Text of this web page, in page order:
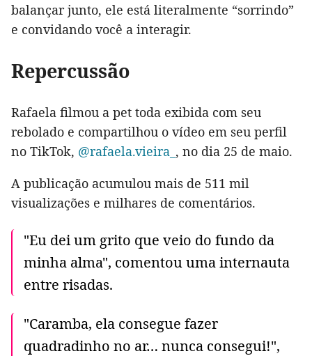
balançar junto, ele está literalmente “sorrindo”
e convidando você a interagir.
Repercussão
Rafaela filmou a pet toda exibida com seu
rebolado e compartilhou o vídeo em seu perfil
no TikTok, @rafaela.vieira_ , no dia 25 de maio.
A publicação acumulou mais de 511 mil
visualizações e milhares de comentários.
"Eu dei um grito que veio do fundo da
minha alma", comentou uma internauta
entre risadas.
"Caramba, ela consegue fazer
quadradinho no ar… nunca consegui!",